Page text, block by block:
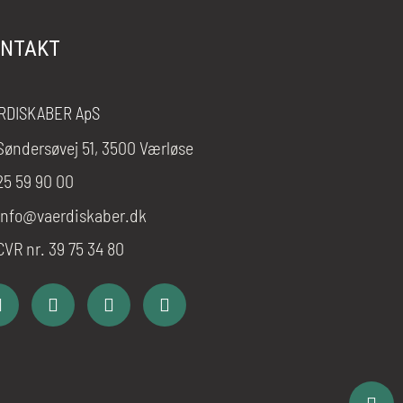
ApS
51, 3500 Værløse
59 90 00
nr. 39 75 34 80